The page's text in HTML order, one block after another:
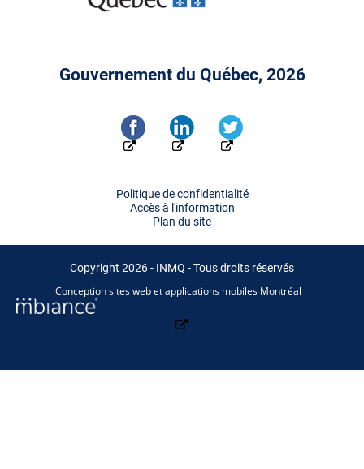
Gouvernement du Québec, 2026
Politique de confidentialité
Accès à l'information
Plan du site
Copyright 2026 - INMQ - Tous droits réservés
Conception sites web et applications mobiles Montréal